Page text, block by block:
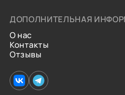
ДОПОЛНИТЕЛЬНАЯ
О нас
Контакты
Отзывы